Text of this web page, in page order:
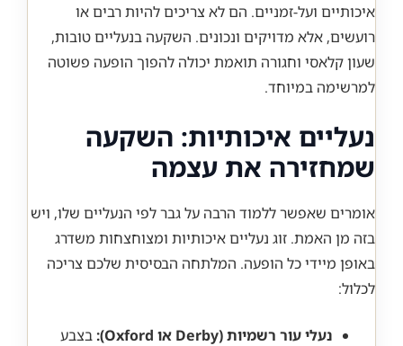
איכותיים ועל-זמניים. הם לא צריכים להיות רבים או
רועשים, אלא מדויקים ונכונים. השקעה בנעליים טובות,
שעון קלאסי וחגורה תואמת יכולה להפוך הופעה פשוטה
למרשימה במיוחד.
נעליים איכותיות: השקעה
שמחזירה את עצמה
אומרים שאפשר ללמוד הרבה על גבר לפי הנעליים שלו, ויש
בזה מן האמת. זוג נעליים איכותיות ומצוחצחות משדרג
באופן מיידי כל הופעה. המלתחה הבסיסית שלכם צריכה
לכלול:
נעלי עור רשמיות (Derby או Oxford):
בצבע